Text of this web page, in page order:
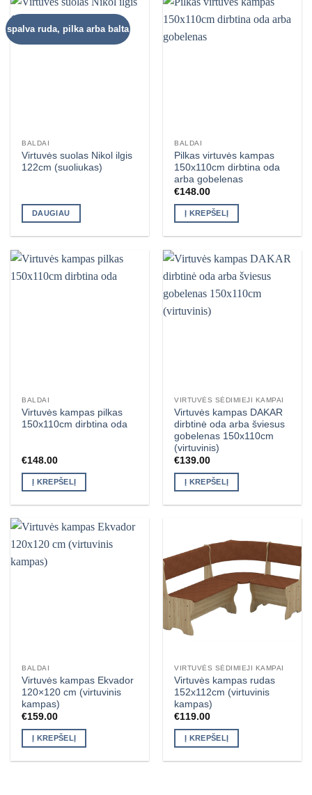
spalva ruda, pilka arba balta
BALDAI
Virtuvės suolas Nikol ilgis
122cm (suoliukas)
DAUGIAU
BALDAI
Pilkas virtuvės kampas
150x110cm dirbtina oda
arba gobelenas
€148.00
Į KREPŠELĮ
BALDAI
Virtuvės kampas pilkas
150x110cm dirbtina oda
€148.00
Į KREPŠELĮ
VIRTUVĖS SĖDIMIEJI KAMPAI
Virtuvės kampas DAKAR
dirbtinė oda arba šviesus
gobelenas 150x110cm
(virtuvinis)
€139.00
Į KREPŠELĮ
BALDAI
Virtuvės kampas Ekvador
120×120 cm (virtuvinis
kampas)
€159.00
Į KREPŠELĮ
VIRTUVĖS SĖDIMIEJI KAMPAI
Virtuvės kampas rudas
152x112cm (virtuvinis
kampas)
€119.00
Į KREPŠELĮ